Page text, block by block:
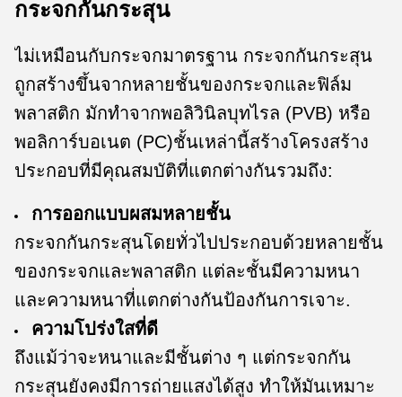
กระจกกันกระสุน
ไม่เหมือนกับกระจกมาตรฐาน กระจกกันกระสุน
ถูกสร้างขึ้นจากหลายชั้นของกระจกและฟิล์ม
พลาสติก มักทําจากพอลิวินิลบุทไรล (PVB) หรือ
พอลิการ์บอเนต (PC)ชั้นเหล่านี้สร้างโครงสร้าง
ประกอบที่มีคุณสมบัติที่แตกต่างกันรวมถึง:
การออกแบบผสมหลายชั้น
กระจกกันกระสุนโดยทั่วไปประกอบด้วยหลายชั้น
ของกระจกและพลาสติก แต่ละชั้นมีความหนา
และความหนาที่แตกต่างกันป้องกันการเจาะ.
ความโปร่งใสที่ดี
ถึงแม้ว่าจะหนาและมีชั้นต่าง ๆ แต่กระจกกัน
กระสุนยังคงมีการถ่ายแสงได้สูง ทําให้มันเหมาะ